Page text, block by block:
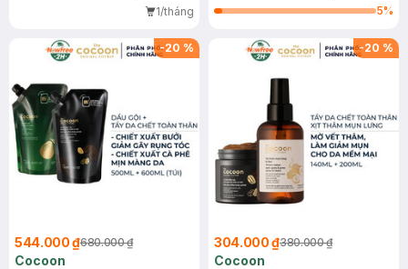
An Giang Palmyra Sugar 1/tháng
200ml + Dak Lak Coffee Body
5%
-20 %
544.000 ₫680.000 ₫
Cocoon
-20 %
304.000 ₫380.000 ₫
Cocoon